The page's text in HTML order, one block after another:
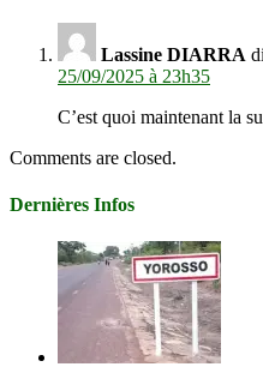
Lassine DIARRA
25/09/2025 à 23h35
C’est quoi maintenant la
Comments are closed.
Dernières Infos